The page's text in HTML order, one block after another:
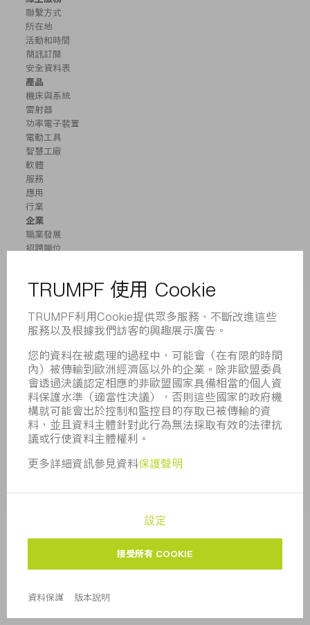
聯繫方式
所在地
活動和時間
簡訊訂閱
安全資料表
產品
機床與系統
雷射器
功率電子裝置
電動工具
智慧工廠
軟體
服務
應用
行業
企業
職業發展
招聘職位
業務報告
合規
舉報系統
新聞稿
雜誌
可持續性
環境和氣候
社會和公共事務
企業管理
隱私設定